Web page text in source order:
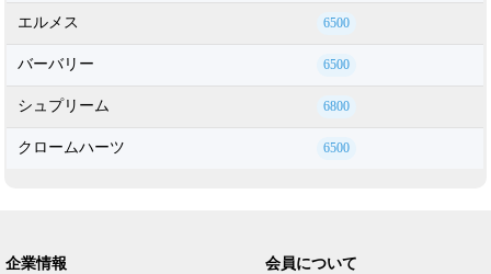
エルメス 6500
バーバリー 6500
シュプリーム 6800
クロームハーツ 6500
企業情報 会員について